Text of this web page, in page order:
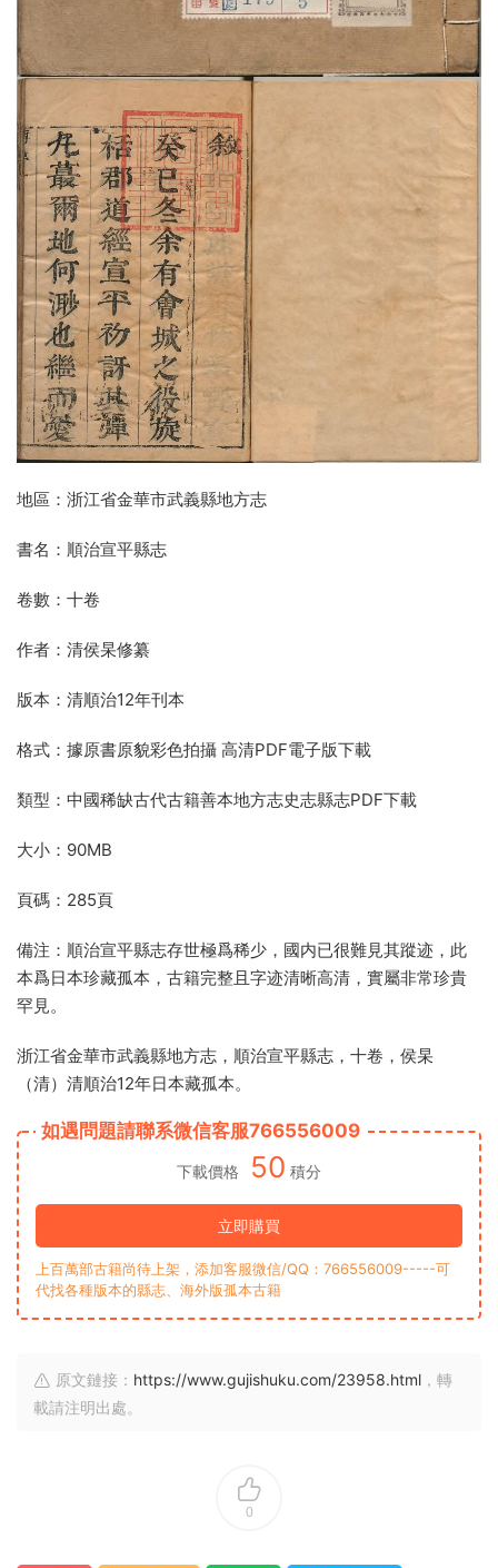
地區：浙江省金華市武義縣地方志
書名：順治宣平縣志
卷數：十卷
作者：清侯杲修纂
版本：清順治12年刊本
格式：據原書原貌彩色拍攝 高清PDF電子版下載
類型：中國稀缺古代古籍善本地方志史志縣志PDF下載
大小：90MB
頁碼：285頁
備注：順治宣平縣志存世極爲稀少，國内已很難見其蹤迹，此
本爲日本珍藏孤本，古籍完整且字迹清晰高清，實屬非常珍貴
罕見。
浙江省金華市武義縣地方志，順治宣平縣志，十卷，侯杲
（清）清順治12年日本藏孤本。
如遇問題請聯系微信客服766556009
下載價格 50 積分
立即購買
上百萬部古籍尚待上架，添加客服微信/QQ：766556009-----可
代找各種版本的縣志、海外版孤本古籍
原文鏈接： https://www.gujishuku.com/23958.html ，轉
載請注明出處。
0